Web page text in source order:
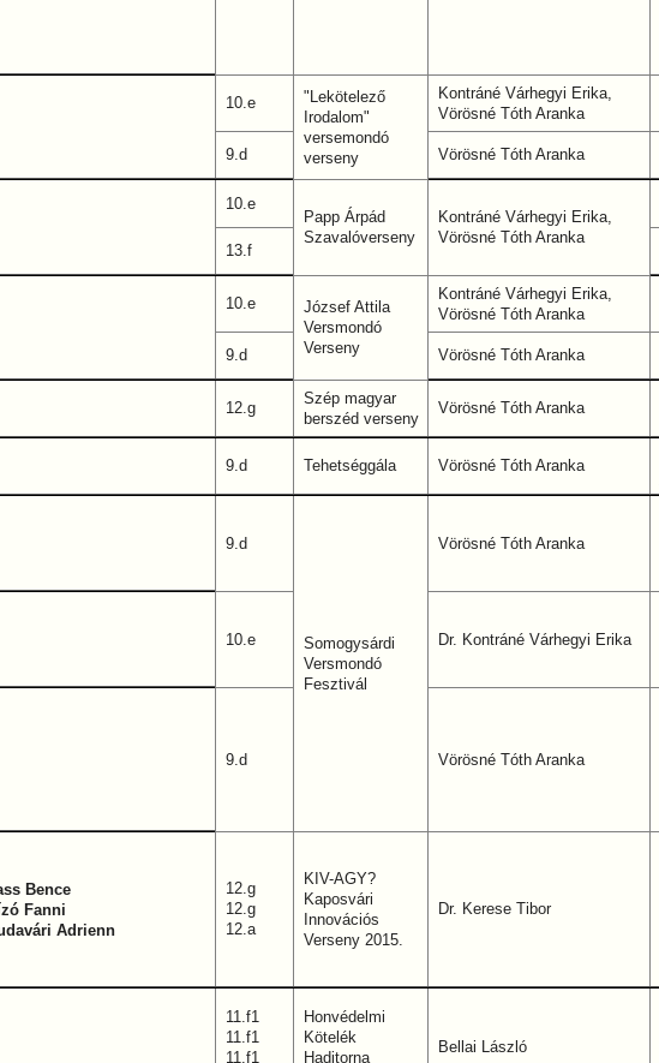
10.e
"Lekötelező
Irodalom"
versemondó
verseny
Kontráné Várhegyi Erika,
Vörösné Tóth Aranka
9.d Vörösné Tóth Aranka
10.e
Papp Árpád
Szavalóverseny
Kontráné Várhegyi Erika,
Vörösné Tóth Aranka
13.f
10.e
József Attila
Versmondó
Verseny
Kontráné Várhegyi Erika,
Vörösné Tóth Aranka
9.d Vörösné Tóth Aranka
12.g
Szép magyar
berszéd verseny
Vörösné Tóth Aranka
9.d Tehetséggála Vörösné Tóth Aranka
9.d
Somogysárdi
Versmondó
Fesztivál
Vörösné Tóth Aranka
10.e
Dr. Kontráné Várhegyi Erika
9.d Vörösné Tóth Aranka
Bence
Fanni
Adrienn
12.g
12.g
12.a
KIV-AGY?
Kaposvári
Innovációs
Verseny 2015.
Dr. Kerese Tibor
11.f1
11.f1
11.f1
Honvédelmi
Kötelék
Haditorna
Bellai László